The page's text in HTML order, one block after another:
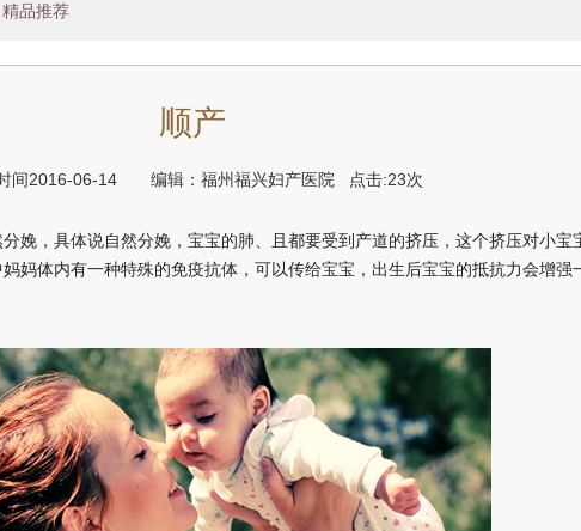
精品推荐
顺产
间2016-06-14 编辑：福州福兴妇产医院 点击:23次
，具体说自然分娩，宝宝的肺、且都要受到产道的挤压，这个挤压对小宝
妈体内有一种特殊的免疫抗体，可以传给宝宝，出生后宝宝的抵抗力会增强